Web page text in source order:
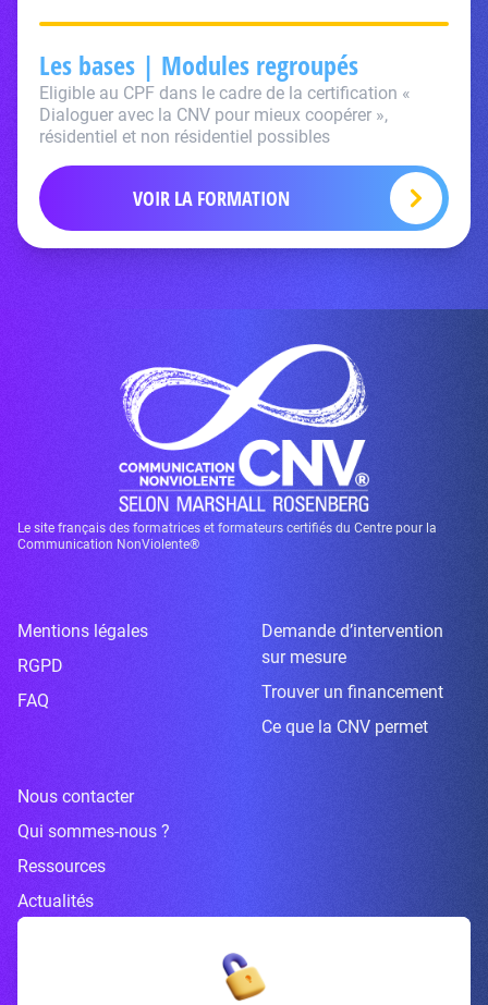
Les bases | Modules regroupés
Eligible au CPF dans le cadre de la certification «
Dialoguer avec la CNV pour mieux coopérer »,
résidentiel et non résidentiel possibles
VOIR LA FORMATION
Le site français des formatrices et formateurs certifiés du Centre pour la
Communication NonViolente®
Mentions légales
RGPD
FAQ
Demande d’intervention
sur mesure
Trouver un financement
Ce que la CNV permet
Nous contacter
Qui sommes-nous ?
Ressources
Actualités
Inscrivez-vous à la newsletter